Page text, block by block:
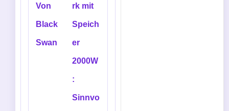
Von
Black
Swan
rk mit
Speich
er
2000W
:
Sinnvo